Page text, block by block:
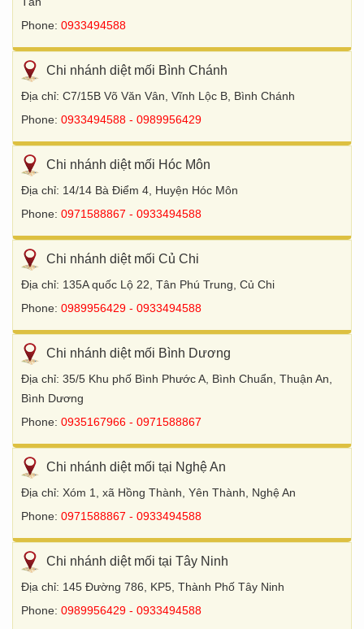
Phone: 0933494588
Chi nhánh diệt mối Bình Chánh
Địa chỉ: C7/15B Võ Văn Vân, Vĩnh Lộc B, Bình Chánh
Phone: 0933494588 - 0989956429
Chi nhánh diệt mối Hóc Môn
Địa chỉ: 14/14 Bà Điểm 4, Huyện Hóc Môn
Phone: 0971588867 - 0933494588
Chi nhánh diệt mối Củ Chi
Địa chỉ: 135A quốc Lộ 22, Tân Phú Trung, Củ Chi
Phone: 0989956429 - 0933494588
Chi nhánh diệt mối Bình Dương
Địa chỉ: 35/5 Khu phố Bình Phước A, Bình Chuẩn, Thuận An,
Bình Dương
Phone: 0935167966 - 0971588867
Chi nhánh diệt mối tại Nghệ An
Địa chỉ: Xóm 1, xã Hồng Thành, Yên Thành, Nghệ An
Phone: 0971588867 - 0933494588
Chi nhánh diệt mối tại Tây Ninh
Địa chỉ: 145 Đường 786, KP5, Thành Phố Tây Ninh
Phone: 0989956429 - 0933494588